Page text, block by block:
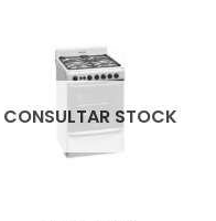
CONSULTAR STOCK